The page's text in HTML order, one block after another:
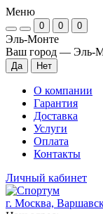
Меню
0 0 0
Эль-Монте
Ваш город — Эль-
О компании
Гарантия
Доставка
Услуги
Оплата
Контакты
Личный кабинет
г. Москва,